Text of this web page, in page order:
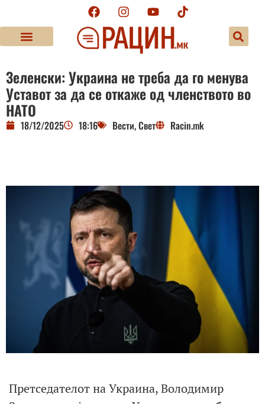
Зеленски: Украина не треба да го менува
Уставот за да се откаже од членството во
НАТО
18/12/2025 18:16 Вести,Свет Racin.mk
Претседателот на Украина, Володимир